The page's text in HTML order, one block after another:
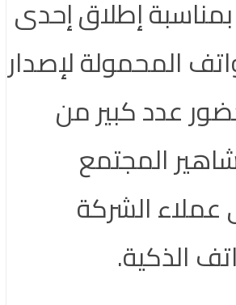
إطلاق إحدى
المحمولة لإصدار
عدد كبير من
المجتمع
عملاء الشركة
الذكية.